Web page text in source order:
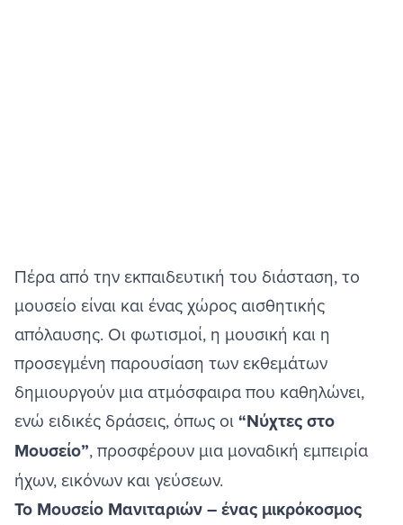
Πέρα από την εκπαιδευτική του διάσταση, το
μουσείο είναι και ένας χώρος αισθητικής
απόλαυσης. Οι φωτισμοί, η μουσική και η
προσεγμένη παρουσίαση των εκθεμάτων
δημιουργούν μια ατμόσφαιρα που καθηλώνει,
ενώ ειδικές δράσεις, όπως οι“Νύχτες στο
Μουσείο”, προσφέρουν μια μοναδική εμπειρία
ήχων, εικόνων και γεύσεων.
Το Μουσείο Μανιταριών – ένας μικρόκοσμος